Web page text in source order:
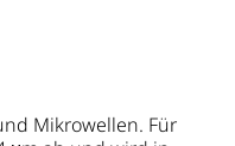
Mikrowellen. Für